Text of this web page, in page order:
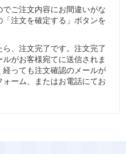
ご注文内容にお間違いがな
注文を確定する」ボタンを
、注文完了です。注文完了
がお客様宛てに送信されま
っても注文確認のメールが
ーム、またはお電話にてお